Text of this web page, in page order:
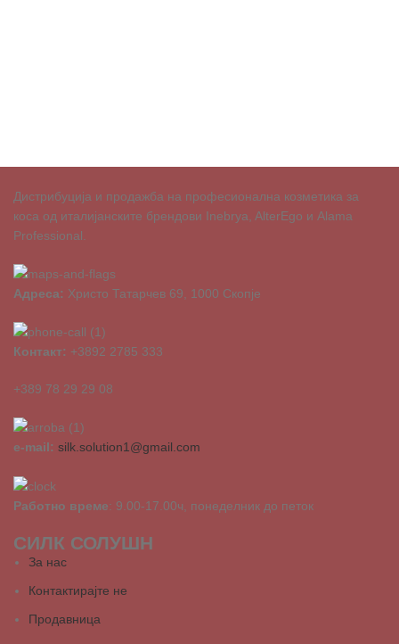
Дистрибуција и продажба на професионална козметика за
коса од италијанските брендови Inebrya, AlterEgo и Alama
Professional.
Адреса: Христо Татарчев 69, 1000 Скопје
Контакт: +3892 2785 333
+389 78 29 29 08
e-mail: silk.solution1@gmail.com
Работно време: 9.00-17.00ч, понеделник до петок
СИЛК СОЛУШН
За нас
Контактирајте не
Продавница